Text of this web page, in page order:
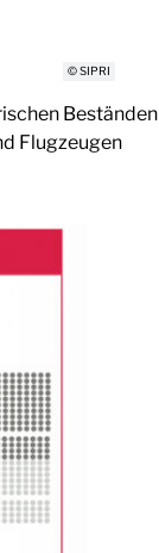
© SIPRI
Beständen
Flugzeugen